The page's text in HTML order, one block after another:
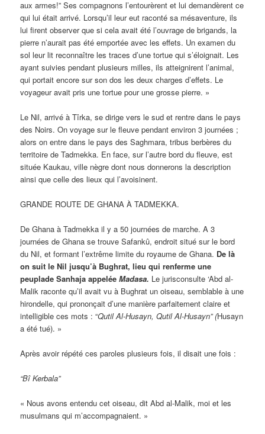
aux armes!” Ses compagnons l’entourèrent et lui demandèrent ce
qui lui était arrivé. Lorsqu’il leur eut raconté sa mésaventure, ils
lui firent observer que si cela avait été l’ouvrage de brigands, la
pierre n’aurait pas été emportée avec les effets. Un examen du
sol leur lit reconnaître les traces d’une tortue qui s’éloignait. Les
ayant suivies pendant plusieurs milles, ils atteignirent l’animal,
qui portait encore sur son dos les deux charges d’effets. Le
voyageur avait pris une tortue pour une grosse pierre. »
Le Nil, arrivé à Tîrka, se dirige vers le sud et rentre dans le pays
des Noirs. On voyage sur le fleuve pendant environ 3 journées ;
alors on entre dans le pays des Saghmara, tribus berbères du
territoire de Tadmekka. En face, sur l’autre bord du fleuve, est
située Kaukau, ville nègre dont nous donnerons la description
ainsi que celle des lieux qui l’avoisinent.
GRANDE ROUTE DE GHANA À TADMEKKA.
De Ghana à Tadmekka il y a 50 journées de marche. A 3
journées de Ghana se trouve Safankû, endroit situé sur le bord
du Nil, et formant l’extrême limite du royaume de Ghana. De là
on suit le Nil jusqu’à Bughrat, lieu qui renferme une
peuplade Sanhaja appeléeMadasa. Le jurisconsulte ‘Abd al-
Malik raconte qu’il avait vu à Bughrat un oiseau, semblable à une
hirondelle, qui prononçait d’une manière parfaitement claire et
intelligible ces mots : “Qutil Al-Husayn, Qutil Al-Husayn” (Husayn
a été tué). »
Après avoir répété ces paroles plusieurs fois, il disait une fois :
“Bî Kerbala”
« Nous avons entendu cet oiseau, dit Abd al-Malik, moi et les
musulmans qui m’accompagnaient. »